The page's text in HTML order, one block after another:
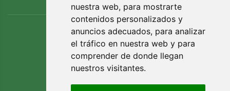
nuestra web, para mostrarte
contenidos personalizados y
anuncios adecuados, para analizar
el tráfico en nuestra web y para
comprender de donde llegan
nuestros visitantes.